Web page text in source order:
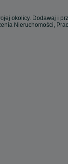
okolicy. Dodawaj i
Nieruchomości,